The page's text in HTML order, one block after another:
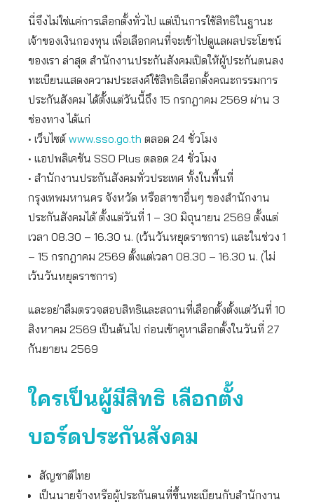
นี่จึงไม่ใช่แค่การเลือกตั้งทั่วไป แต่เป็นการใช้สิทธิในฐานะ
เจ้าของเงินกองทุน เพื่อเลือกคนที่จะเข้าไปดูแลผลประโยชน์
ของเรา ล่าสุด สำนักงานประกันสังคมเปิดให้ผู้ประกันตนลง
ทะเบียนแสดงความประสงค์ใช้สิทธิเลือกตั้งคณะกรรมการ
ประกันสังคม ได้ตั้งแต่วันนี้ถึง 15 กรกฎาคม 2569 ผ่าน 3
ช่องทาง ได้แก่
• เว็บไซต์ www.sso.go.th ตลอด 24 ชั่วโมง
• แอปพลิเคชัน SSO Plus ตลอด 24 ชั่วโมง
• สำนักงานประกันสังคมทั่วประเทศ ทั้งในพื้นที่
กรุงเทพมหานคร จังหวัด หรือสาขาอื่นๆ ของสำนักงาน
ประกันสังคมได้ ตั้งแต่วันที่ 1 – 30 มิถุนายน 2569 ตั้งแต่
เวลา 08.30 – 16.30 น. (เว้นวันหยุดราชการ) และในช่วง 1
– 15 กรกฎาคม 2569 ตั้งแต่เวลา 08.30 – 16.30 น. (ไม่
เว้นวันหยุดราชการ)
และอย่าลืมตรวจสอบสิทธิและสถานที่เลือกตั้งตั้งแต่วันที่ 10
สิงหาคม 2569 เป็นต้นไป ก่อนเข้าคูหาเลือกตั้งในวันที่ 27
กันยายน 2569
ใครเป็นผู้มีสิทธิ เลือกตั้ง
บอร์ดประกันสังคม
สัญชาติไทย
เป็นนายจ้างหรือผู้ประกันตนที่ขึ้นทะเบียนกับสำนักงาน